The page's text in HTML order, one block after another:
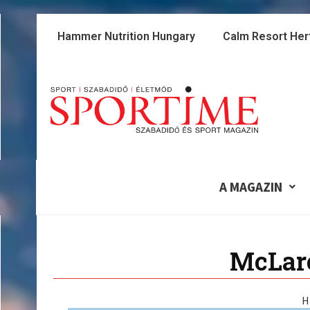
Skip
Hammer Nutrition Hungary Calm Resort
A MAGAZIN